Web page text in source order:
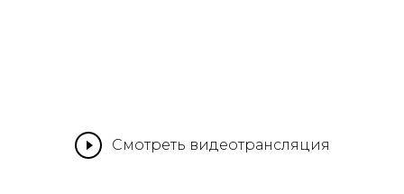
Смотреть видеотрансляция